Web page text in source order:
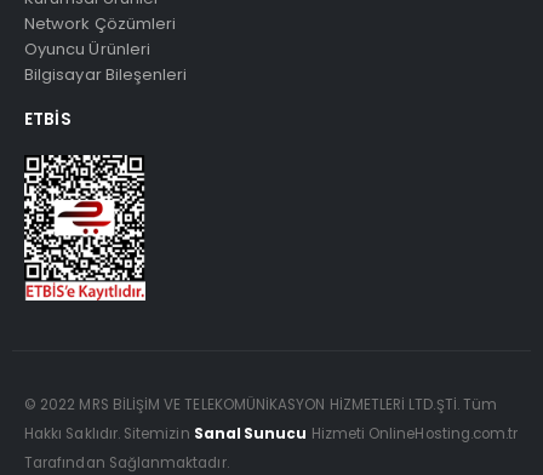
Network Çözümleri
Oyuncu Ürünleri
Bilgisayar Bileşenleri
ETBIS
© 2022 MRS BİLİŞİM VE TELEKOMÜNİKASYON HİZMETLERİ LTD.ŞTİ. Tüm
Hakkı Saklıdır. Sitemizin Sanal Sunucu Hizmeti OnlineHosting.com.tr
Tarafından Sağlanmaktadır.